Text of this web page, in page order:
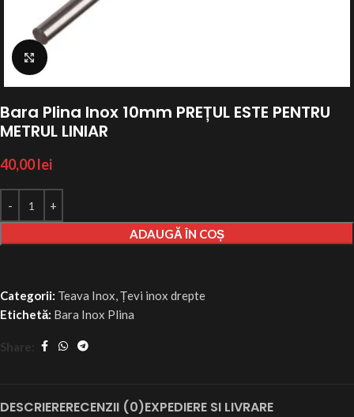
Click to enlarge
Bara Plina Inox 10mm PREȚUL ESTE PENTRU
METRUL LINIAR
40,00lei
ADAUGĂ ÎN COȘ
Categorii: Teava Inox,Țevi inox drepte
Etichetă: Bara Inox Plina
Share:
DESCRIERERECENZII (0)EXPEDIERE SI LIVRARE